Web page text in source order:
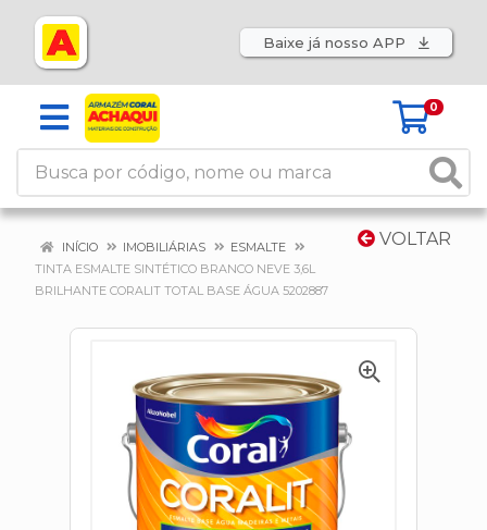
Baixe já nosso APP
0
VOLTAR
INÍCIO IMOBILIÁRIAS
ESMALTE
TINTA ESMALTE SINTÉTICO BRANCO NEVE 3,6L
BRILHANTE CORALIT TOTAL BASE ÁGUA 5202887